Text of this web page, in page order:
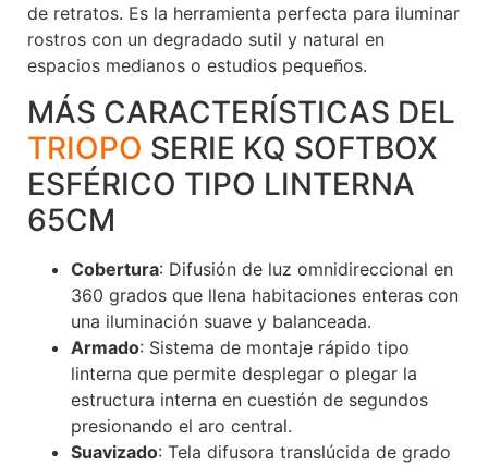
de retratos. Es la herramienta perfecta para iluminar
rostros con un degradado sutil y natural en
espacios medianos o estudios pequeños.
MÁS CARACTERÍSTICAS DEL
TRIOPO SERIE KQ SOFTBOX
ESFÉRICO TIPO LINTERNA
65CM
Cobertura: Difusión de luz omnidireccional en
360 grados que llena habitaciones enteras con
una iluminación suave y balanceada.
Armado: Sistema de montaje rápido tipo
linterna que permite desplegar o plegar la
estructura interna en cuestión de segundos
presionando el aro central.
Suavizado: Tela difusora translúcida de grado